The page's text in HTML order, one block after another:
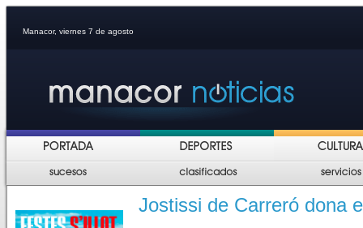
Manacor, viernes 7 de agosto
Jostissi de Carreró dona